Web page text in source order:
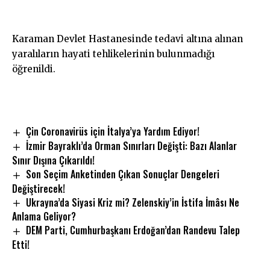
Karaman Devlet Hastanesinde tedavi altına alınan
yaralıların hayati tehlikelerinin bulunmadığı
öğrenildi.
Çin Coronavirüs için İtalya’ya Yardım Ediyor!
İzmir Bayraklı’da Orman Sınırları Değişti: Bazı Alanlar
Sınır Dışına Çıkarıldı!
Son Seçim Anketinden Çıkan Sonuçlar Dengeleri
Değiştirecek!
Ukrayna’da Siyasi Kriz mi? Zelenskiy’in İstifa İmâsı Ne
Anlama Geliyor?
DEM Parti, Cumhurbaşkanı Erdoğan’dan Randevu Talep
Etti!